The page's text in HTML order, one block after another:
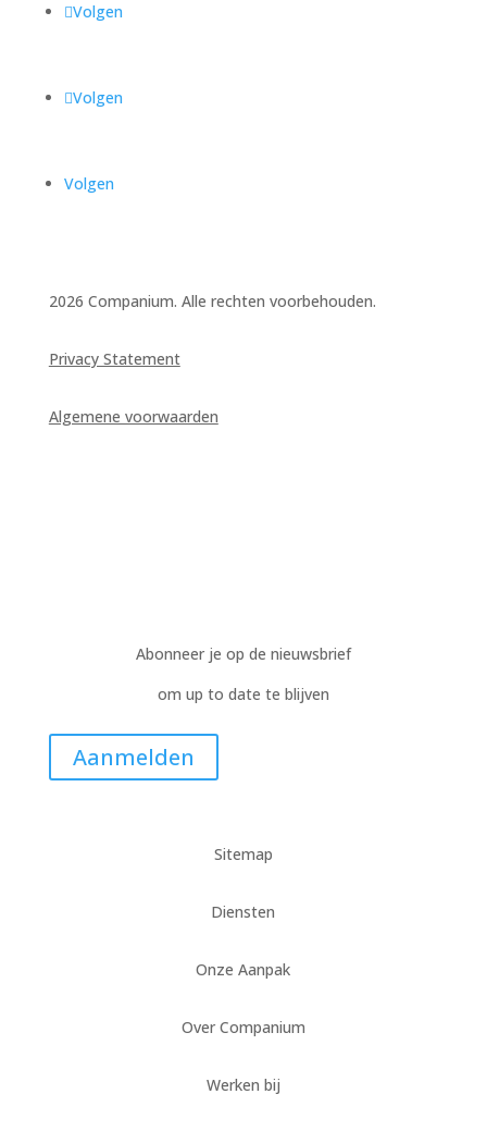
Volgen
Volgen
Volgen
2026 Companium. Alle rechten voorbehouden.
Privacy Statement
Algemene voorwaarden
Abonneer je op de nieuwsbrief
om up to date te blijven
Aanmelden
Sitemap
Diensten
Onze Aanpak
Over Companium
Werken bij